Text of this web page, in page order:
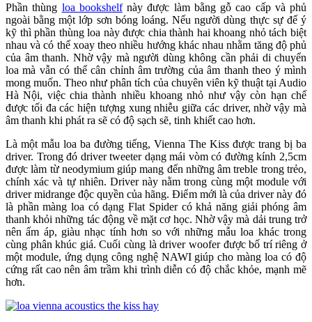
Phần thùng loa bookshelfnày được làm bằng gỗ cao cấp và phủ
ngoài bằng một lớp sơn bóng loáng. Nếu người dùng thực sự để ý
kỹ thì phần thùng loa này được chia thành hai khoang nhỏ tách biệt
nhau và có thể xoay theo nhiều hướng khác nhau nhằm tăng độ phủ
của âm thanh. Nhờ vậy mà người dùng không cần phải di chuyển
loa mà vẫn có thể cân chỉnh âm trường của âm thanh theo ý mình
mong muốn. Theo như phân tích của chuyên viên kỹ thuật tại Audio
Hà Nội, việc chia thành nhiều khoang nhỏ như vậy còn hạn chế
được tối đa các hiện tượng xung nhiễu giữa các driver, nhờ vậy mà
âm thanh khi phát ra sẽ có độ sạch sẽ, tinh khiết cao hơn.
Là một mẫu loa ba đường tiếng, Vienna The Kiss được trang bị ba
driver. Trong đó driver tweeter dạng mái vòm có đường kính 2,5cm
được làm từ neodymium giúp mang đến những âm treble trong trẻo,
chính xác và tự nhiên. Driver này nằm trong cùng một module với
driver midrange độc quyền của hãng. Điểm mới là của driver này đó
là phần màng loa có dạng Flat Spider có khả năng giải phóng âm
thanh khỏi những tác động về mặt cơ học. Nhờ vậy mà dải trung trở
nên ấm áp, giàu nhạc tính hơn so với những mẫu loa khác trong
cùng phân khúc giá. Cuối cùng là driver woofer được bố trí riêng ở
một module, ứng dụng công nghệ NAWI giúp cho màng loa có độ
cứng rất cao nên âm trầm khi trình diễn có độ chắc khỏe, mạnh mẽ
hơn.